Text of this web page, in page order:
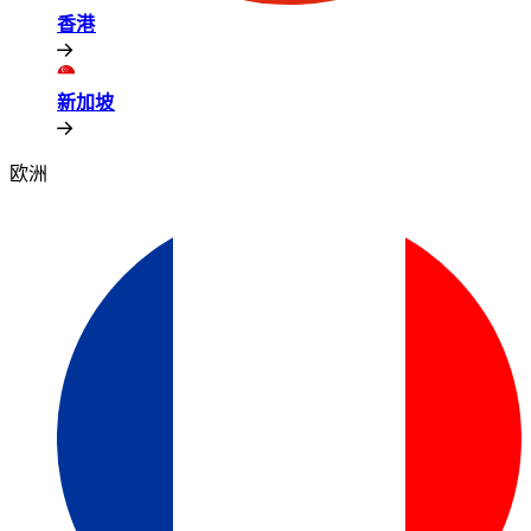
香港​​
新加坡​​
欧洲​​